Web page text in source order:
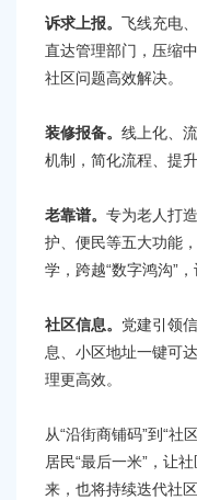
诉求上报。 飞线充电
直达管理部门，压缩
社区问题高效解决。
装修报备。 线上化、
机制，简化流程、提
老靠谱。 专为老人打
护、便民等五大功能
学，跨越“数字鸿沟”，
社区信息。 党建引领
息、小区地址一键可
理更高效。
从“沿街商铺码”到“社
居民“最后一米”，让
来，也将持续迭代社